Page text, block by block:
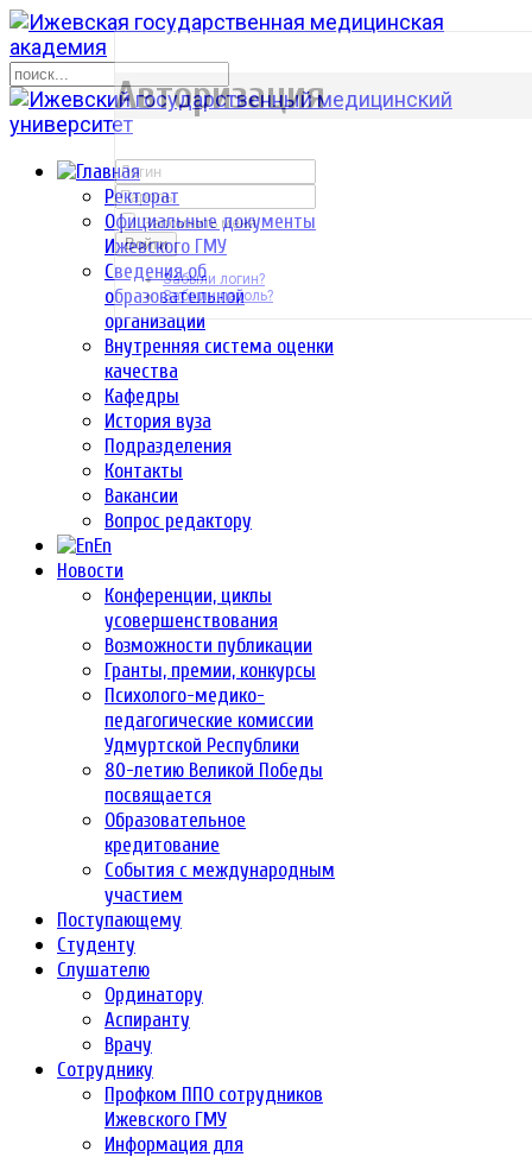
Ректорат
Официальные документы
Ижевского ГМУ
Сведения об
образовательной
организации
Внутренняя система оценки
качества
Кафедры
История вуза
Подразделения
Контакты
Вакансии
Вопрос редактору
En
Новости
Конференции, циклы
усовершенствования
Возможности публикации
Гранты, премии, конкурсы
Психолого-медико-
педагогические комиссии
Удмуртской Республики
80-летию Великой Победы
посвящается
Образовательное
кредитование
События с международным
участием
Поступающему
Студенту
Слушателю
Ординатору
Аспиранту
Врачу
Сотруднику
Профком ППО сотрудников
Ижевского ГМУ
Информация для
р
Авторизация
Запомнить меня
Войти
Забыли логин?
Забыли пароль?